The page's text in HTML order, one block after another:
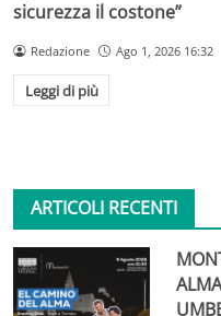
sicurezza il costone”
Redazione Ago 1, 2026 16:32
Leggi di più
ARTICOLI RECENTI